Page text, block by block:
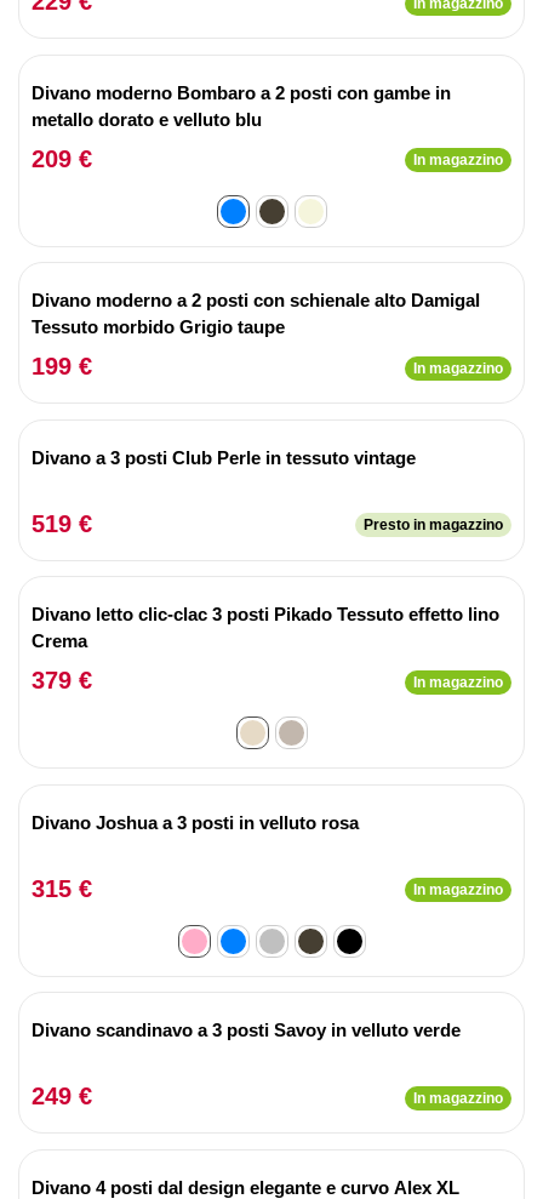
Divano moderno Bombaro a 2 posti con gambe in
metallo dorato e velluto blu
209 € In magazzino
Divano moderno a 2 posti con schienale alto Damigal
Tessuto morbido Grigio taupe
199 € In magazzino
Divano a 3 posti Club Perle in tessuto vintage
519 € Presto in magazzino
Divano letto clic-clac 3 posti Pikado Tessuto effetto lino
Crema
379 € In magazzino
Divano Joshua a 3 posti in velluto rosa
315 € In magazzino
Divano scandinavo a 3 posti Savoy in velluto verde
249 € In magazzino
Divano 4 posti dal design elegante e curvo Alex XL